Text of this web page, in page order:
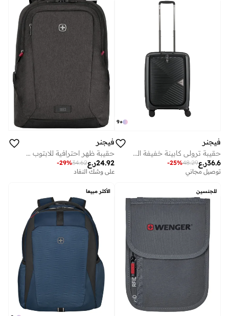
+
9
فيجنر
حقيبة ترولي كابينة خفيفة الوزن صلبة قابلة للتوسيع سم سوداء
ر.ع36.6
48.29
-25%
توصيل مجاني
فيجنر
حقيبة ظهر احترافية للابتوب مقاس بوصة مع جيب تابلت رمادي
ر.ع24.92
34.62
-29%
على وشك النفاد
للجنسين الأكثر مبيعا